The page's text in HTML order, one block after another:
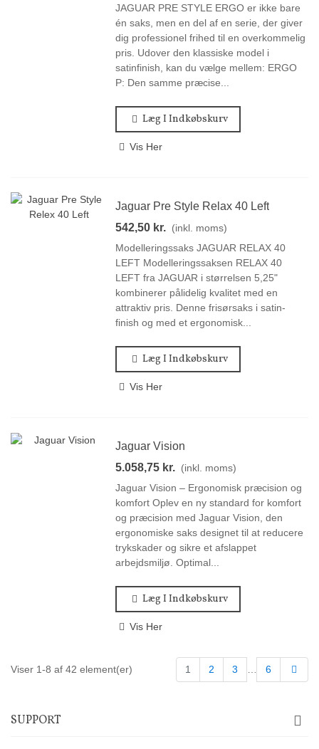
JAGUAR PRE STYLE ERGO er ikke bare
én saks, men en del af en serie, der giver
dig professionel frihed til en overkommelig
pris. Udover den klassiske model i
satinfinish, kan du vælge mellem: ERGO
P: Den samme præcise...
Læg I Indkøbskurv
Vis Her
Jaguar Pre Style Relax 40 Left
542,50 kr. (inkl. moms)
Modelleringssaks JAGUAR RELAX 40
LEFT Modelleringssaksen RELAX 40
LEFT fra JAGUAR i størrelsen 5,25"
kombinerer pålidelig kvalitet med en
attraktiv pris. Denne frisørsaks i satin-
finish og med et ergonomisk...
Læg I Indkøbskurv
Vis Her
Jaguar Vision
5.058,75 kr. (inkl. moms)
Jaguar Vision – Ergonomisk præcision og
komfort Oplev en ny standard for komfort
og præcision med Jaguar Vision, den
ergonomiske saks designet til at reducere
trykskader og sikre et afslappet
arbejdsmiljø. Optimal...
Læg I Indkøbskurv
Vis Her
Viser 1-8 af 42 element(er) 1 2 3 6
SUPPORT